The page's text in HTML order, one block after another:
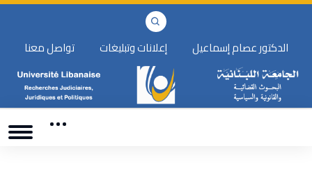
الدكتور عصام إسماعيل إعلانات وتبليغات تواصل معنا